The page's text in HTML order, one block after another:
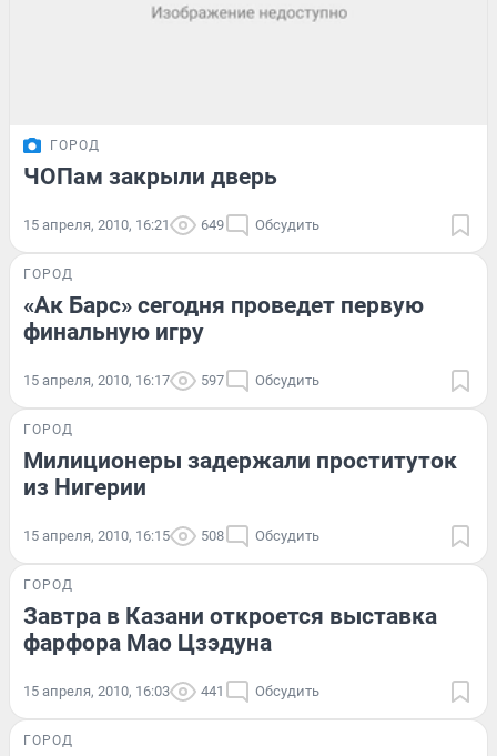
ГОРОД
ЧОПам закрыли дверь
15 апреля, 2010, 16:21 649 Обсудить
ГОРОД
«Ак Барс» сегодня проведет первую
финальную игру
15 апреля, 2010, 16:17 597 Обсудить
ГОРОД
Милиционеры задержали проституток
из Нигерии
15 апреля, 2010, 16:15 508 Обсудить
ГОРОД
Завтра в Казани откроется выставка
фарфора Мао Цзэдуна
15 апреля, 2010, 16:03 441 Обсудить
ГОРОД